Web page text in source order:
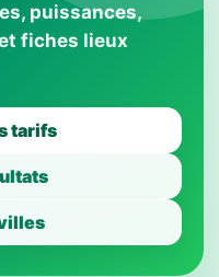
puissances,
fiches lieux
tarifs